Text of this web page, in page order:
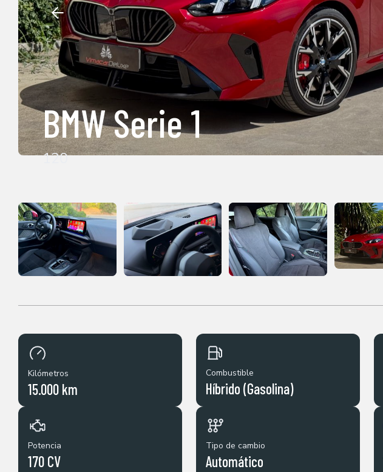
BMW Serie 1
120
Kilómetros
15.000 km
Combustible
Híbrido (Gasolina)
Potencia
170 CV
Tipo de cambio
Automático